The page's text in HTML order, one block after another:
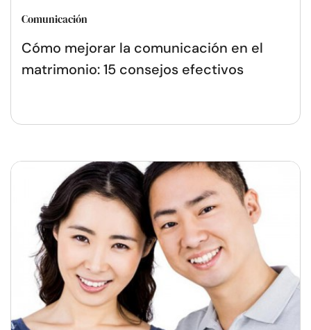
Comunicación
Cómo mejorar la comunicación en el
matrimonio: 15 consejos efectivos